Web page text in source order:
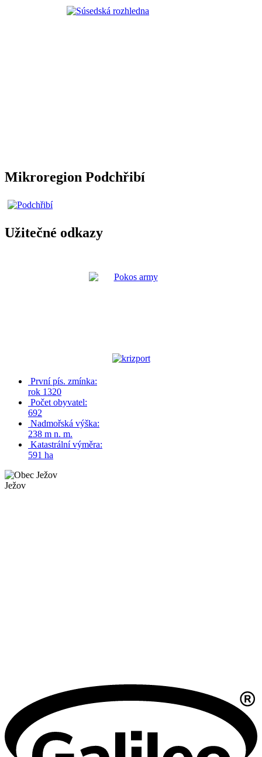
Mikroregion Podchřibí
Užitečné odkazy
První pís. zmínka:
rok 1320
Počet obyvatel:
692
Nadmořská výška:
238 m n. m.
Katastrální výměra:
591 ha
Ježov